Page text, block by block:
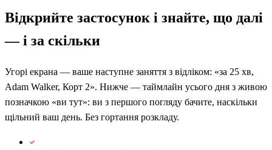
Відкрийте застосунок і знайте, що далі
— і за скільки
Угорі екрана — ваше наступне заняття з відліком: «за 25 хв,
Adam Walker, Корт 2». Нижче — таймлайн усього дня з живою
позначкою «ви тут»: ви з першого погляду бачите, наскільки
щільний ваш день. Без гортання розкладу.